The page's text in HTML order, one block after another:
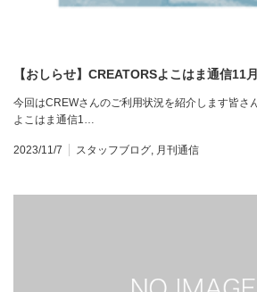
【おしらせ】CREATORSよこはま通信11
今回はCREWさんのご利用状況を紹介します皆さ
よこはま通信1…
2023/11/7 スタッフブログ, 月刊通信